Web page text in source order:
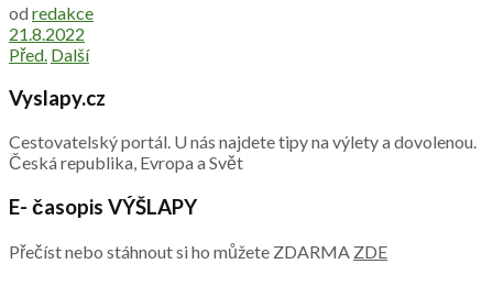
od redakce
21.8.2022
Před. Další
Vyslapy.cz
Cestovatelský portál. U nás najdete tipy na výlety a dovolenou.
Česká republika, Evropa a Svět
E- časopis VÝŠLAPY
Přečíst nebo stáhnout si ho můžete ZDARMA ZDE